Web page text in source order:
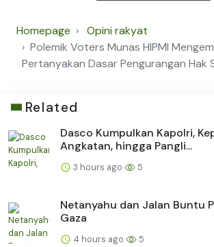
Homepage
Opini rakyat
Polemik Voters Munas HIPMI
Pertanyakan Dasar Pengurangan Hak
Related
Dasco Kumpulkan Kapolri,
Angkatan, hingga Pangli...
3 hours ago 5
Netanyahu dan Jalan Buntu
Gaza
4 hours ago 5